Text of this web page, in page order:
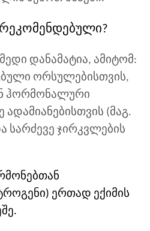
დანამატია, ამიტომ:
ორსულებისთვის,
ჰორმონალური
ადამიანებისთვის (მაგ.
სარძევე ჯირკვლების
ერთად ექიმის